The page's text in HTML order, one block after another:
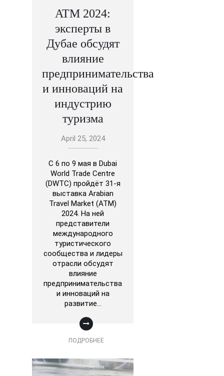
ATM 2024:
эксперты в
Дубае обсудят
влияние
предпринимательства
и инноваций на
индустрию
туризма
April 25, 2024
С 6 по 9 мая в Dubai
World Trade Centre
(DWTC) пройдёт 31-я
выставка Arabian
Travel Market (ATM)
2024. На ней
представители
международного
туристического
сообщества и лидеры
отрасли обсудят
влияние
предпринимательства
и инноваций на
развитие…
ПОДРОБНЕЕ